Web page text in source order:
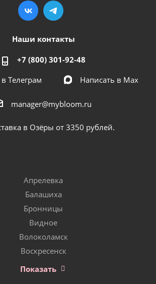
Наши контакты
+7 (800) 301-92-48
Телеграм
Написать в Мах
manager@mybloom.ru
в Озёры от 3350 рублей.
Апрелевка
Балашиха
Бронницы
Видное
Волоколамск
Воскресенск
Показать